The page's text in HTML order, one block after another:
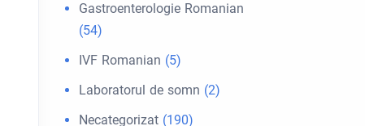
Gastroenterologie Romanian
(54)
IVF Romanian (5)
Laboratorul de somn (2)
Necategorizat (190)